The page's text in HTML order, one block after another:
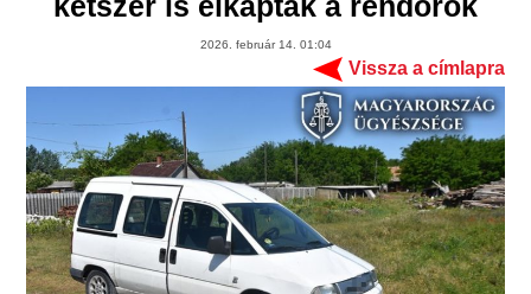
2026. február 14. 01:04
Vissza a címlapra